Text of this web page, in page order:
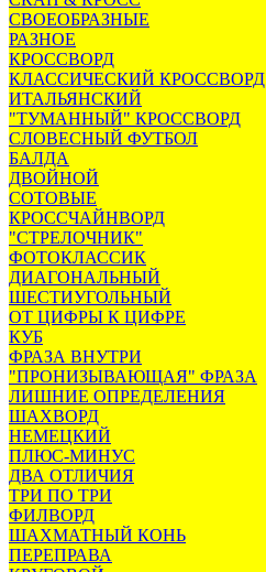
СВОЕОБРАЗНЫЕ
РАЗНОЕ
КРОССВОРД
КЛАССИЧЕСКИЙ КРОССВОРД
ИТАЛЬЯНСКИЙ
"ТУМАННЫЙ" КРОССВОРД
СЛОВЕСНЫЙ ФУТБОЛ
БАЛДА
ДВОЙНОЙ
СОТОВЫЕ
КРОССЧАЙНВОРД
"СТРЕЛОЧНИК"
ФОТОКЛАССИК
ДИАГОНАЛЬНЫЙ
ШЕСТИУГОЛЬНЫЙ
ОТ ЦИФРЫ К ЦИФРЕ
КУБ
ФРАЗА ВНУТРИ
"ПРОНИЗЫВАЮЩАЯ" ФРАЗА
ЛИШНИЕ ОПРЕДЕЛЕНИЯ
ШАХВОРД
НЕМЕЦКИЙ
ПЛЮС-МИНУС
ДВА ОТЛИЧИЯ
ТРИ ПО ТРИ
ФИЛВОРД
ШАХМАТНЫЙ КОНЬ
ПЕРЕПРАВА